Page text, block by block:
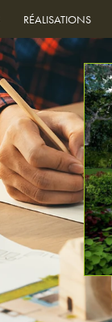
RÉALISATIONS